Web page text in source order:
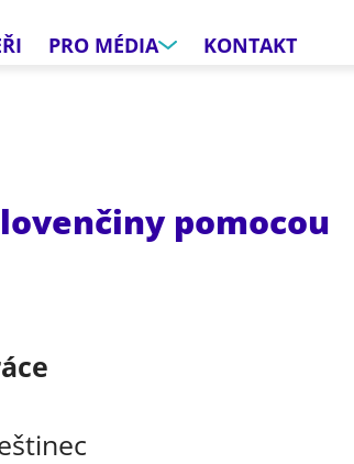
PRO MÉDIA KONTAKT
pomocou